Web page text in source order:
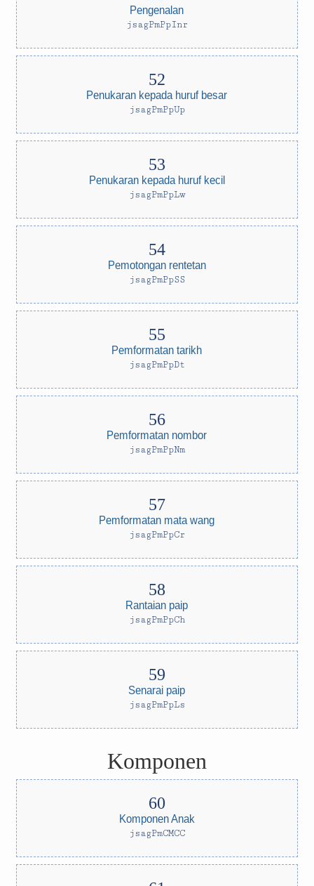
Pengenalan
jsagPmPpInr
Penukaran kepada huruf besar
jsagPmPpUp
Penukaran kepada huruf kecil
jsagPmPpLw
Pemotongan rentetan
jsagPmPpSS
Pemformatan tarikh
jsagPmPpDt
Pemformatan nombor
jsagPmPpNm
Pemformatan mata wang
jsagPmPpCr
Rantaian paip
jsagPmPpCh
Senarai paip
jsagPmPpLs
Komponen
Komponen Anak
jsagPmCMCC